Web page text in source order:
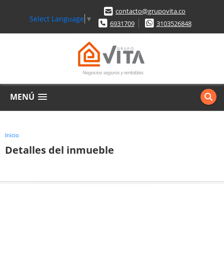
Select Language ▼
contacto@grupovita.co
6931709
3103526848
MENÚ
Inicio
Detalles del inmueble